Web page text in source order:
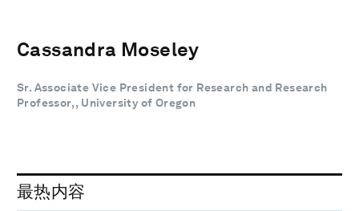
Cassandra Moseley
Sr. Associate Vice President for Research and Research
Professor, , University of Oregon
最热内容